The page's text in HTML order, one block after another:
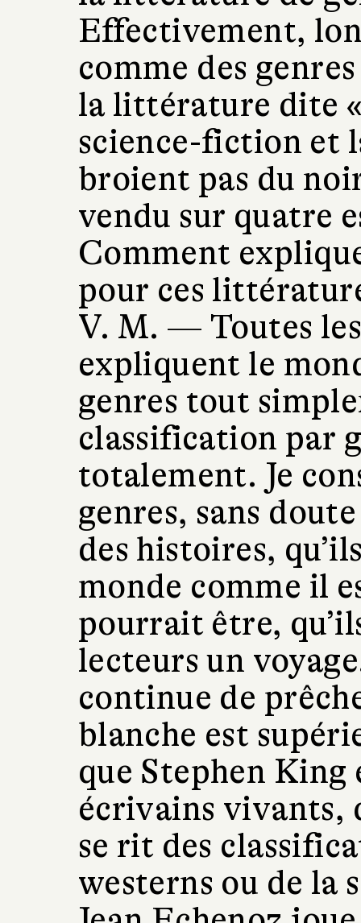
Effectivement,
comme des
la littérature dite
science-fiction et
broient pas du
vendu sur quatre
Comment
pour ces
V. M. — Toutes
expliquent le
genres tout
classification par
totalement. Je
genres, sans
des histoires,
monde comme il
pourrait être,
lecteurs un
continue de
blanche est
que Stephen King
écrivains vivants,
se rit des
westerns ou de la